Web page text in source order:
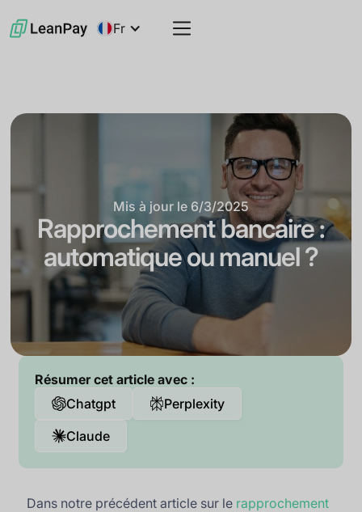
Fr
Mis à jour le 6/3/2025
Rapprochement bancaire :
automatique ou manuel ?
Résumer cet article avec :
Chatgpt
Perplexity
Claude
Dans notre précédent article sur le rapprochement